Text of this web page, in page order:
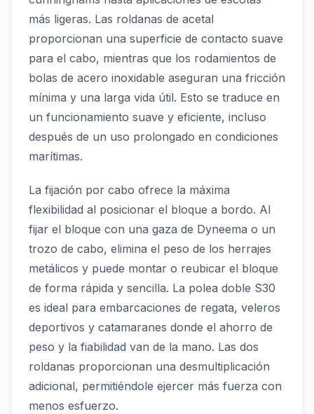
más ligeras. Las roldanas de acetal
proporcionan una superficie de contacto suave
para el cabo, mientras que los rodamientos de
bolas de acero inoxidable aseguran una fricción
mínima y una larga vida útil. Esto se traduce en
un funcionamiento suave y eficiente, incluso
después de un uso prolongado en condiciones
marítimas.
La fijación por cabo ofrece la máxima
flexibilidad al posicionar el bloque a bordo. Al
fijar el bloque con una gaza de Dyneema o un
trozo de cabo, elimina el peso de los herrajes
metálicos y puede montar o reubicar el bloque
de forma rápida y sencilla. La polea doble S30
es ideal para embarcaciones de regata, veleros
deportivos y catamaranes donde el ahorro de
peso y la fiabilidad van de la mano. Las dos
roldanas proporcionan una desmultiplicación
adicional, permitiéndole ejercer más fuerza con
menos esfuerzo.